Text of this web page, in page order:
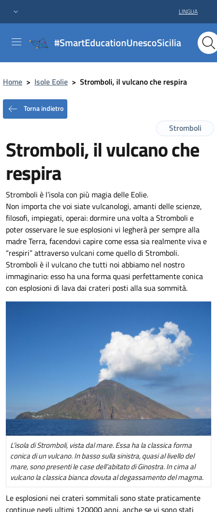
LINGUA
#SmartEducationUnescoSicilia
Home > Isole Eolie > Stromboli, il vulcano che respira
Torna indietro
Stromboli
Stromboli, il vulcano che
respira
Stromboli è l’isola con più magia delle Eolie.
Non importa che voi siate vulcanologi, amanti delle scienze,
filosofi, impiegati, operai: dormire una volta a Stromboli e
poter osservare le sue esplosioni vi legherà per sempre alla
madre Terra, facendovi capire come essa sia realmente viva e
“respiri” attraverso vulcani come quello di Stromboli.
Stromboli è il vulcano che tutti noi abbiamo nel nostro
immaginario: esso ha una forma quasi perfettamente conica
con esplosioni di lava dai crateri posti alla sua sommità.
L’isola di Stromboli, vista dal mare. Essa ha la classica forma
conica di un vulcano. In basso sulla sinistra, quasi al livello del
mare, sono presenti le case dell’abitato di Ginostra. In cima al
vulcano la classica bianca dovuta al degassamento del magma.
Le esplosioni nei crateri sommitali sono state praticamente
continue negli ultimi 120000 anni, anche se vi sono stati